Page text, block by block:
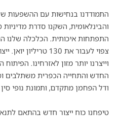
התמודדנו בנחישות עם ההשפעות
והבינלאומית, השקנו סדרת מדיניות
התפתחות איכותית. הכלכלה
וייצרנו יותר מזון לאזרחינו.
החדש והתחייה הכפרית משתלבים
ודל הפחמן מתקדם, ותמונת נופי
טיפחנו כוח ייצור חדש בהתאם